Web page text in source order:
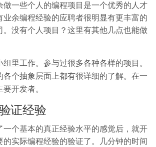
做一些个人的编程项目是一个优秀的人才
业余编程经验的应聘者很明显有更丰富的
。没有个人项目？这里有其他几点也能做
里工作。参与过很多各种各样的项目。
个抽象层面上都有很详细的了解。在一
开发者。
证经验
个基本的真正经验水平的感觉后，就开
实际编程经验的验证了。几分钟的时间